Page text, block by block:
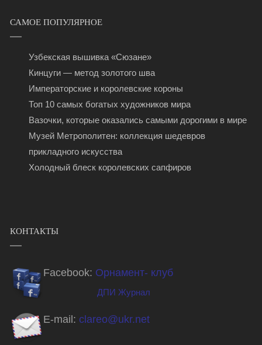
САМОЕ ПОПУЛЯРНОЕ
Узбекская вышивка «Сюзане»
Кинцуги — метод золотого шва
Императорские и королевские короны
Топ 10 самых богатых художников мира
Вазочки, которые оказались самыми дорогими в мире
Музей Метрополитен: коллекция шедевров
прикладного искусства
Холодный блеск королевских сапфиров
КОНТАКТЫ
Facebook: Орнамент- клуб
ДПИ Журнал
E-mail: clareo@ukr.net